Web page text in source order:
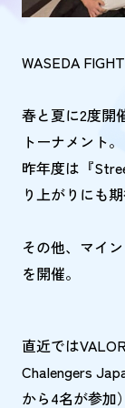
WASEDA
春と夏に2度開
トーナメント。
昨年度は『
り上がりにも期
その他、マイ
を開催。
直近では
Chalengers
から4名が参加